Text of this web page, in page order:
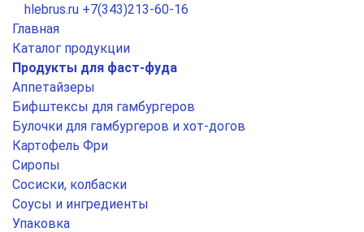
hlebrus.ru +7(343)213-60-16
Главная
Каталог продукции
Продукты для фаст-фуда
Аппетайзеры
Бифштексы для гамбургеров
Булочки для гамбургеров и хот-догов
Картофель Фри
Сиропы
Сосиски, колбаски
Соусы и ингредиенты
Упаковка